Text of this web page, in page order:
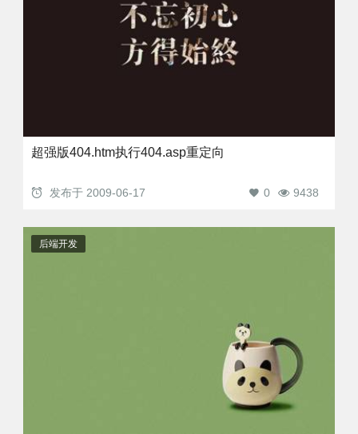
超强版404.htm执行404.asp重定向
发布于 2009-06-17 9438
0
后端开发